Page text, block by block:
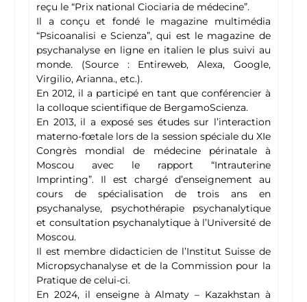
reçu le “Prix national Ciociaria de médecine”.
Il a conçu et fondé le magazine multimédia
“Psicoanalisi e Scienza”, qui est le magazine de
psychanalyse en ligne en italien le plus suivi au
monde. (Source : Entireweb, Alexa, Google,
Virgilio, Arianna., etc.).
En 2012, il a participé en tant que conférencier à
la colloque scientifique de BergamoScienza.
En 2013, il a exposé ses études sur l’interaction
materno-fœtale lors de la session spéciale du XIe
Congrès mondial de médecine périnatale à
Moscou avec le rapport “Intrauterine
Imprinting”. Il est chargé d’enseignement au
cours de spécialisation de trois ans en
psychanalyse, psychothérapie psychanalytique
et consultation psychanalytique à l’Université de
Moscou.
Il est membre didacticien de l’Institut Suisse de
Micropsychanalyse et de la Commission pour la
Pratique de celui-ci.
En 2024, il enseigne à Almaty – Kazakhstan à